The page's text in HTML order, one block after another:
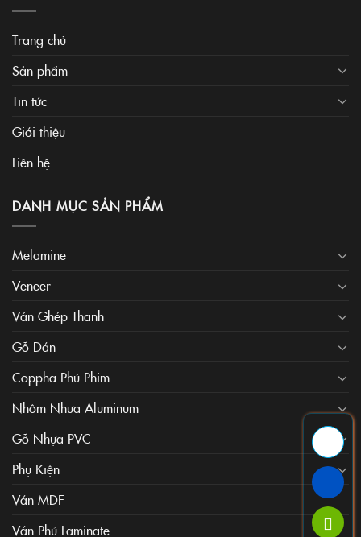
Trang chủ
Sản phẩm
Tin tức
Giới thiệu
Liên hệ
DANH MỤC SẢN PHẨM
Melamine
Veneer
Ván Ghép Thanh
Gỗ Dán
Coppha Phủ Phim
Nhôm Nhựa Aluminum
Gỗ Nhựa PVC
Phụ Kiện
Ván MDF
Ván Phủ Laminate